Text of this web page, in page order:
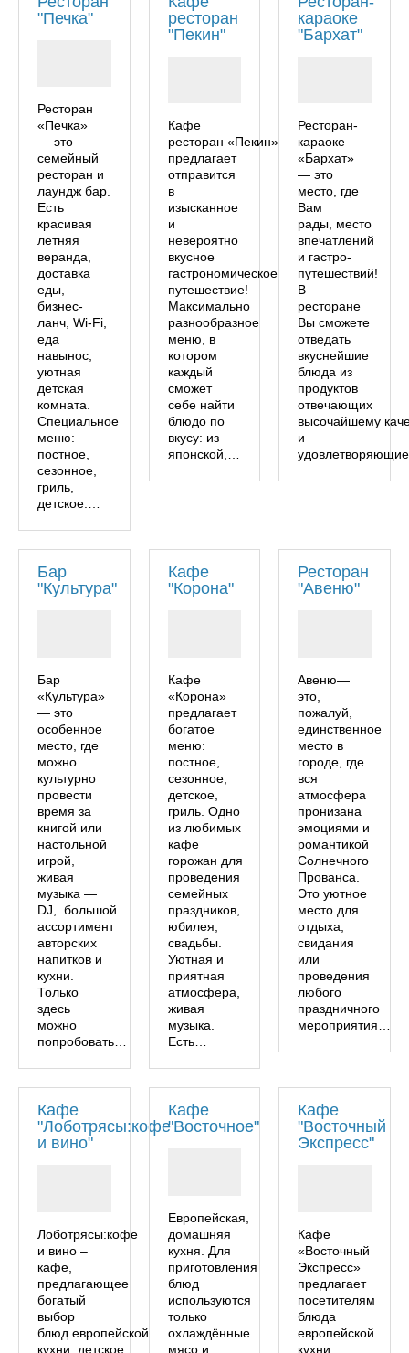
"Печка"
Ресторан
«Печка»
— это
семейный
ресторан и
лаундж бар.
Есть
красивая
летняя
веранда,
доставка
еды,
бизнес-
ланч, Wi-Fi,
еда
навынос,
уютная
детская
комната.
Специальное
меню:
постное,
сезонное,
гриль,
детское.…
ресторан
"Пекин"
Кафе
ресторан «Пекин»
предлагает
отправится
в
изысканное
и
невероятно
вкусное
гастрономическое
путешествие!
Максимально
разнообразное
меню, в
котором
каждый
сможет
себе найти
блюдо по
вкусу: из
японской,…
караоке
"Бархат"
Ресторан-
караоке
«Бархат»
— это
место, где
Вам
рады, место
впечатлений
и гастро-
путешествий!
В
ресторане
Вы сможете
отведать
вкуснейшие
блюда из
продуктов
отвечающих
высочайшему
и
Бар
"Культура"
Бар
«Культура»
— это
особенное
место, где
можно
культурно
провести
время за
книгой или
настольной
игрой,
живая
музыка —
DJ, большой
ассортимент
авторских
напитков и
кухни.
Только
здесь
можно
попробовать…
Кафе
"Корона"
Кафе
«Корона»
предлагает
богатое
меню:
постное,
сезонное,
детское,
гриль. Одно
из любимых
кафе
горожан для
проведения
семейных
праздников,
юбилея,
свадьбы.
Уютная и
приятная
атмосфера,
живая
музыка.
Есть…
Ресторан
"Авеню"
Авеню—
это,
пожалуй,
единственное
место в
городе, где
вся
атмосфера
пронизана
эмоциями и
романтикой
Солнечного
Прованса.
Это уютное
место для
отдыха,
свидания
или
проведения
любого
праздничного
мероприятия…
Кафе
"Лоботрясы:кофе
и вино"
Лоботрясы:кофе
и вино –
кафе,
предлагающее
богатый
выбор
блюд европейской
кухни, детское
Кафе
"Восточное"
Европейская,
домашняя
кухня. Для
приготовления
блюд
используются
только
охлаждённые
мясо и
Кафе
"Восточный
Экспресс"
Кафе
«Восточный
Экспресс»
предлагает
посетителям
блюда
европейской
кухни,